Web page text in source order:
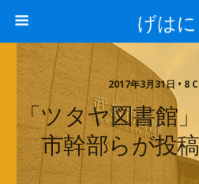
げは
2017年3月31日 • 8
「ツタヤ図書館
市幹部らが投